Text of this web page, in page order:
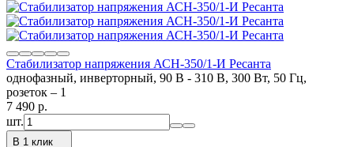
Стабилизатор напряжения АСН-350/1-И Ресанта
однофазный, инверторный, 90 В - 310 В, 300 Вт, 50 Гц,
розеток – 1
7 490 p.
шт.
В 1 клик